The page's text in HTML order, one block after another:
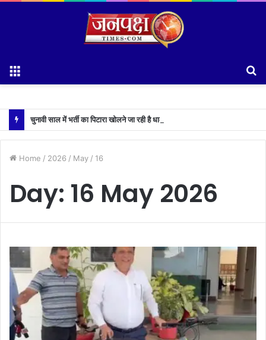
Home / 2026 / May / 16
Day: 16 May 2026